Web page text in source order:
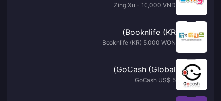
Zing Xu - 10,000 VND
Booknlife (KR)
Booknlife (KR) 5,000 WON
GoCash (Global)
GoCash US$ 5